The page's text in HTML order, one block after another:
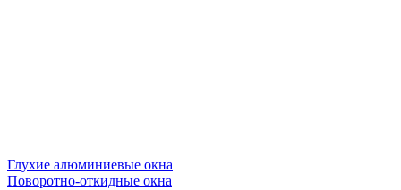
Глухие алюминиевые окна
Поворотно-откидные окна